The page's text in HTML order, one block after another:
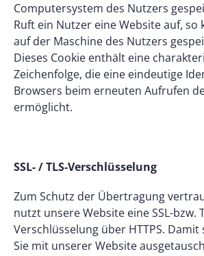
Computersystem des Nutzers
Ruft ein Nutzer eine Website auf, so
auf der Maschine des Nutzers
Dieses Cookie enthält eine
Zeichenfolge, die eine eindeutige
Browsers beim erneuten Aufrufen
ermöglicht.
SSL- / TLS-Verschlüsselung
Zum Schutz der Übertragung
nutzt unsere Website eine SSL-bzw.
Verschlüsselung über HTTPS.
Sie mit unserer Website